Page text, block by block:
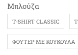
Μπλούζα
T-SHIRT CLASSIC
ΦΟΎΤΕΡ ΜΕ ΚΟΥΚΟΎΛΑ